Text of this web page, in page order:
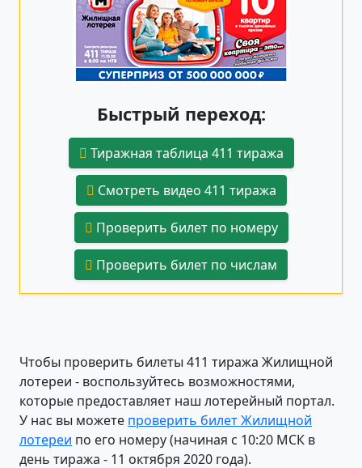
Быстрый переход:
Тиражная таблица 411 тиража
Смотреть видео 411 тиража
Проверить билет по номеру
Проверить билет по числам
Чтобы проверить билеты 411 тиража Жилищной
лотереи - воспользуйтесь возможностями,
которые предоставляет наш лотерейный портал.
У нас вы можете проверить билет Жилищной
лотереи по его номеру (начиная с 10:20 МСК в
день тиража - 11 октября 2020 года).